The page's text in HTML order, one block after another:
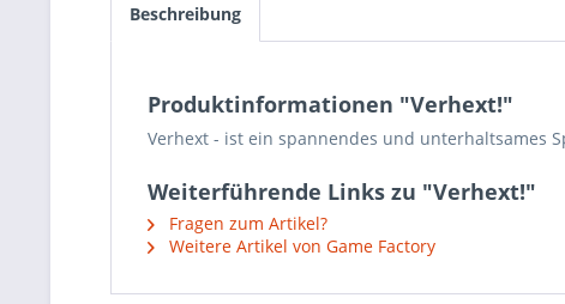
Beschreibung
Produktinformationen "Verhext!"
Verhext - ist ein spannendes und unterhaltsames
Weiterführende Links zu "Verhext!"
Fragen zum Artikel?
Weitere Artikel von Game Factory